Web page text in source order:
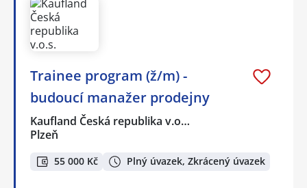
Trainee program (ž/m) -
budoucí manažer prodejny
Kaufland Česká republika v.o…
Plzeň
55 000 Kč Plný úvazek, Zkrácený úvazek